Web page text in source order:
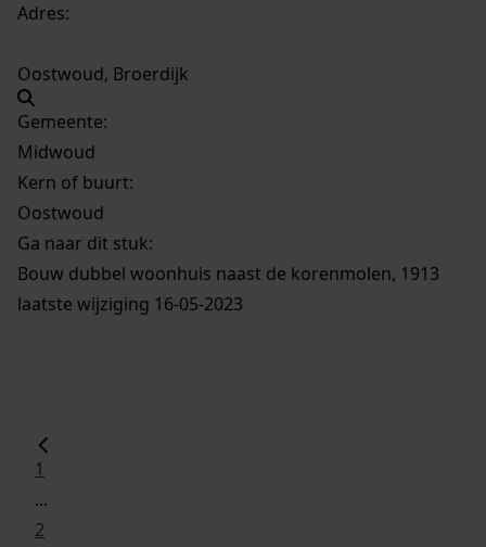
Adres:
Oostwoud, Broerdijk
Gemeente:
Midwoud
Kern of buurt:
Oostwoud
Ga naar dit stuk:
Bouw dubbel woonhuis naast de korenmolen, 1913
laatste wijziging 16-05-2023
1
...
2